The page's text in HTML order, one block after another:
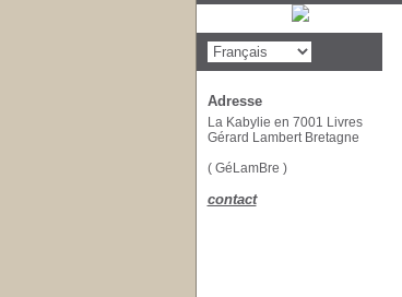
Adresse
La Kabylie en 7001 Livres
Gérard Lambert Bretagne
( GéLamBre )
contact